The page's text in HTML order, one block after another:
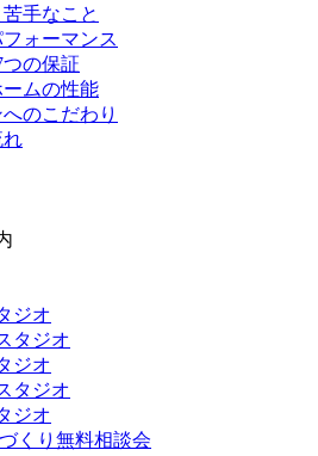
手なこと
ォーマンス
の保証
ムの性能
のこだわり
れ
ジオ
タジオ
ジオ
タジオ
ジオ
くり無料相談会